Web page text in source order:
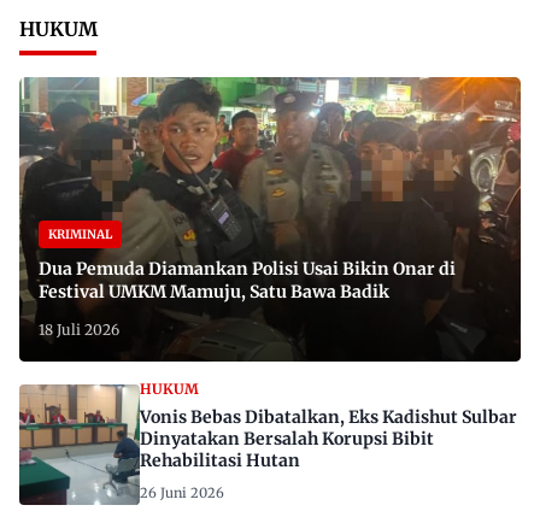
HUKUM
KRIMINAL
Dua Pemuda Diamankan Polisi Usai Bikin Onar di
Festival UMKM Mamuju, Satu Bawa Badik
18 Juli 2026
HUKUM
Vonis Bebas Dibatalkan, Eks Kadishut Sulbar
Dinyatakan Bersalah Korupsi Bibit
Rehabilitasi Hutan
26 Juni 2026